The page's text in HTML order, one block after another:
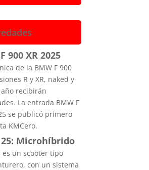
900 XR 2025
de la BMW F 900
R y XR, naked y
recibirán
La entrada BMW F
se publicó primero
KMCero.
Microhíbrido
es un scooter tipo
con un sistema